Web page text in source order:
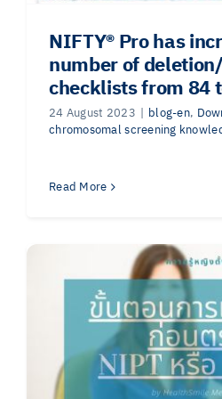
NIFTY®️ Pro has
number of
checklists from 84
24 August 2023 | blog-en,
chromosomal screening
Read More